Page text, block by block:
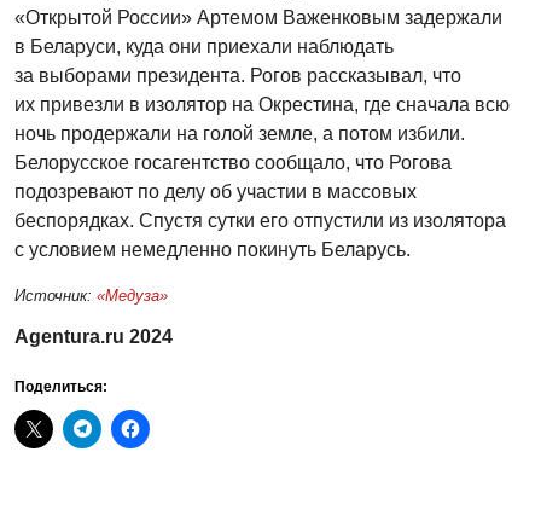
«Открытой России» Артемом Важенковым задержали
в Беларуси, куда они приехали наблюдать
за выборами президента. Рогов рассказывал, что
их привезли в изолятор на Окрестина, где сначала всю
ночь продержали на голой земле, а потом избили.
Белорусское госагентство сообщало, что Рогова
подозревают по делу об участии в массовых
беспорядках. Спустя сутки его отпустили из изолятора
с условием немедленно покинуть Беларусь.
Источник: «Медуза»
Agentura.ru 2024
Поделиться: